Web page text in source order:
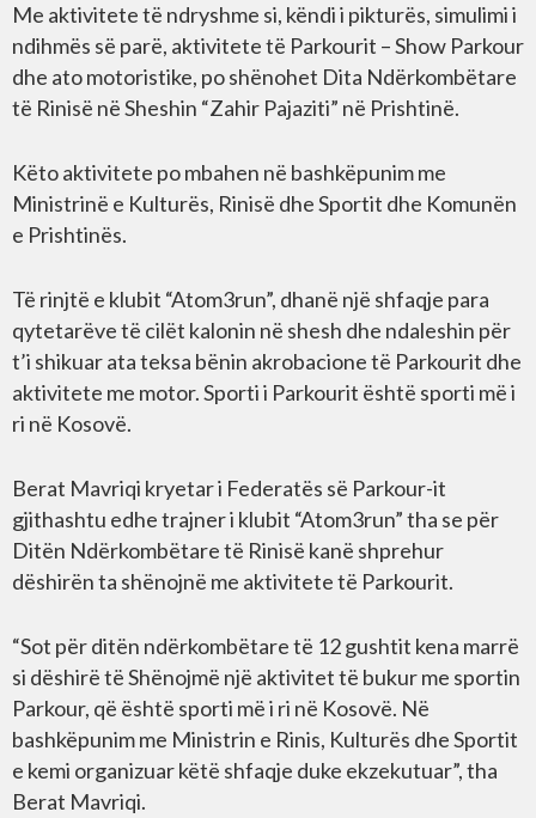
Me aktivitete të ndryshme si, këndi i pikturës, simulimi i
ndihmës së parë, aktivitete të Parkourit – Show Parkour
dhe ato motoristike, po shënohet Dita Ndërkombëtare
të Rinisë në Sheshin “Zahir Pajaziti” në Prishtinë.
Këto aktivitete po mbahen në bashkëpunim me
Ministrinë e Kulturës, Rinisë dhe Sportit dhe Komunën
e Prishtinës.
Të rinjtë e klubit “Atom3run”, dhanë një shfaqje para
qytetarëve të cilët kalonin në shesh dhe ndaleshin për
t’i shikuar ata teksa bënin akrobacione të Parkourit dhe
aktivitete me motor. Sporti i Parkourit është sporti më i
ri në Kosovë.
Berat Mavriqi kryetar i Federatës së Parkour-it
gjithashtu edhe trajner i klubit “Atom3run” tha se për
Ditën Ndërkombëtare të Rinisë kanë shprehur
dëshirën ta shënojnë me aktivitete të Parkourit.
“Sot për ditën ndërkombëtare të 12 gushtit kena marrë
si dëshirë të Shënojmë një aktivitet të bukur me sportin
Parkour, që është sporti më i ri në Kosovë. Në
bashkëpunim me Ministrin e Rinis, Kulturës dhe Sportit
e kemi organizuar këtë shfaqje duke ekzekutuar”, tha
Berat Mavriqi.